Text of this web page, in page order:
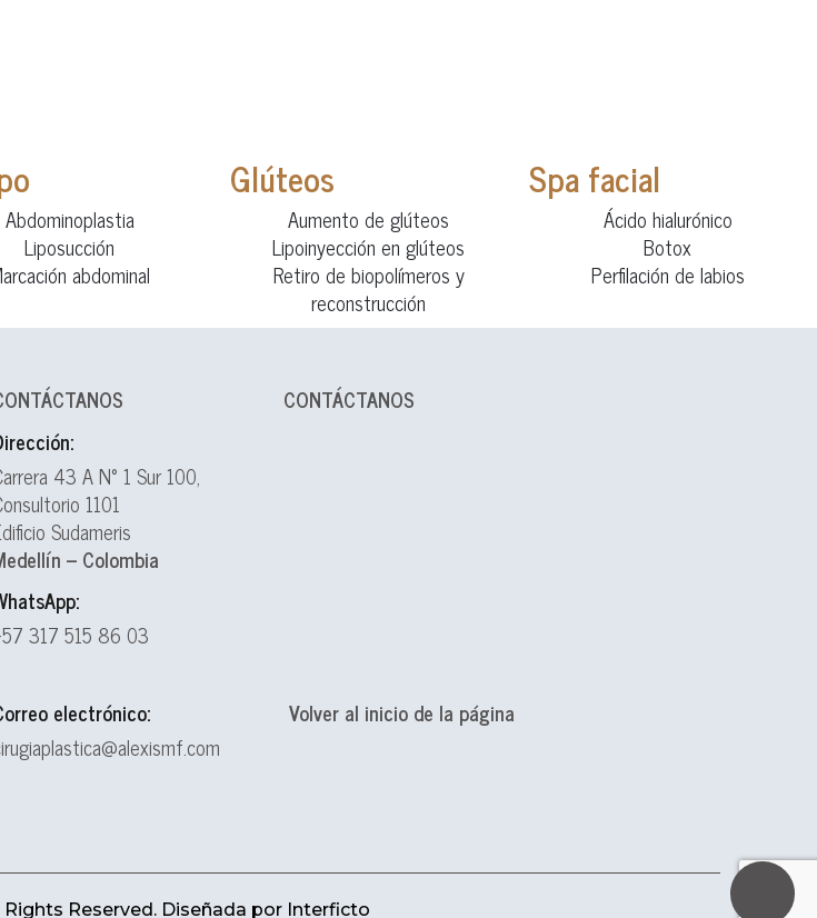
Abdominoplastia
Liposucción
abdominal
Glúteos
Aumento de glúteos
Lipoinyección en glúteos
Retiro de biopolímeros y
reconstrucción
Spa facial
Ácido hialurónico
Botox
Perfilación de labios
43 A N° 1 Sur 100,
1101
Sudameris
– Colombia
317 515 86 03
electrónico:
CONTÁCTANOS
Volver al inicio de la página
Reserved. Diseñada por Interficto